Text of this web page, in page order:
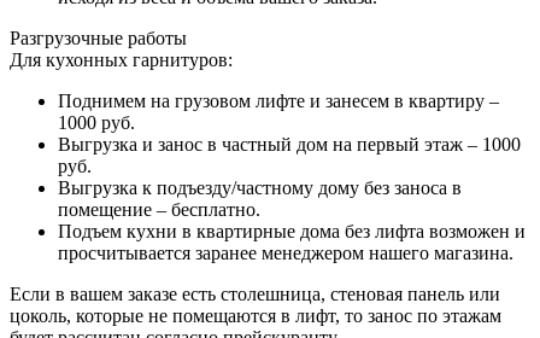
Разгрузочные работы
Для кухонных гарнитуров:
Поднимем на грузовом лифте и занесем в квартиру –
1000 руб.
Выгрузка и занос в частный дом на первый этаж – 1000
руб.
Выгрузка к подъезду/частному дому без заноса в
помещение – бесплатно.
Подъем кухни в квартирные дома без лифта возможен и
просчитывается заранее менеджером нашего магазина.
Если в вашем заказе есть столешница, стеновая панель или
цоколь, которые не помещаются в лифт, то занос по этажам